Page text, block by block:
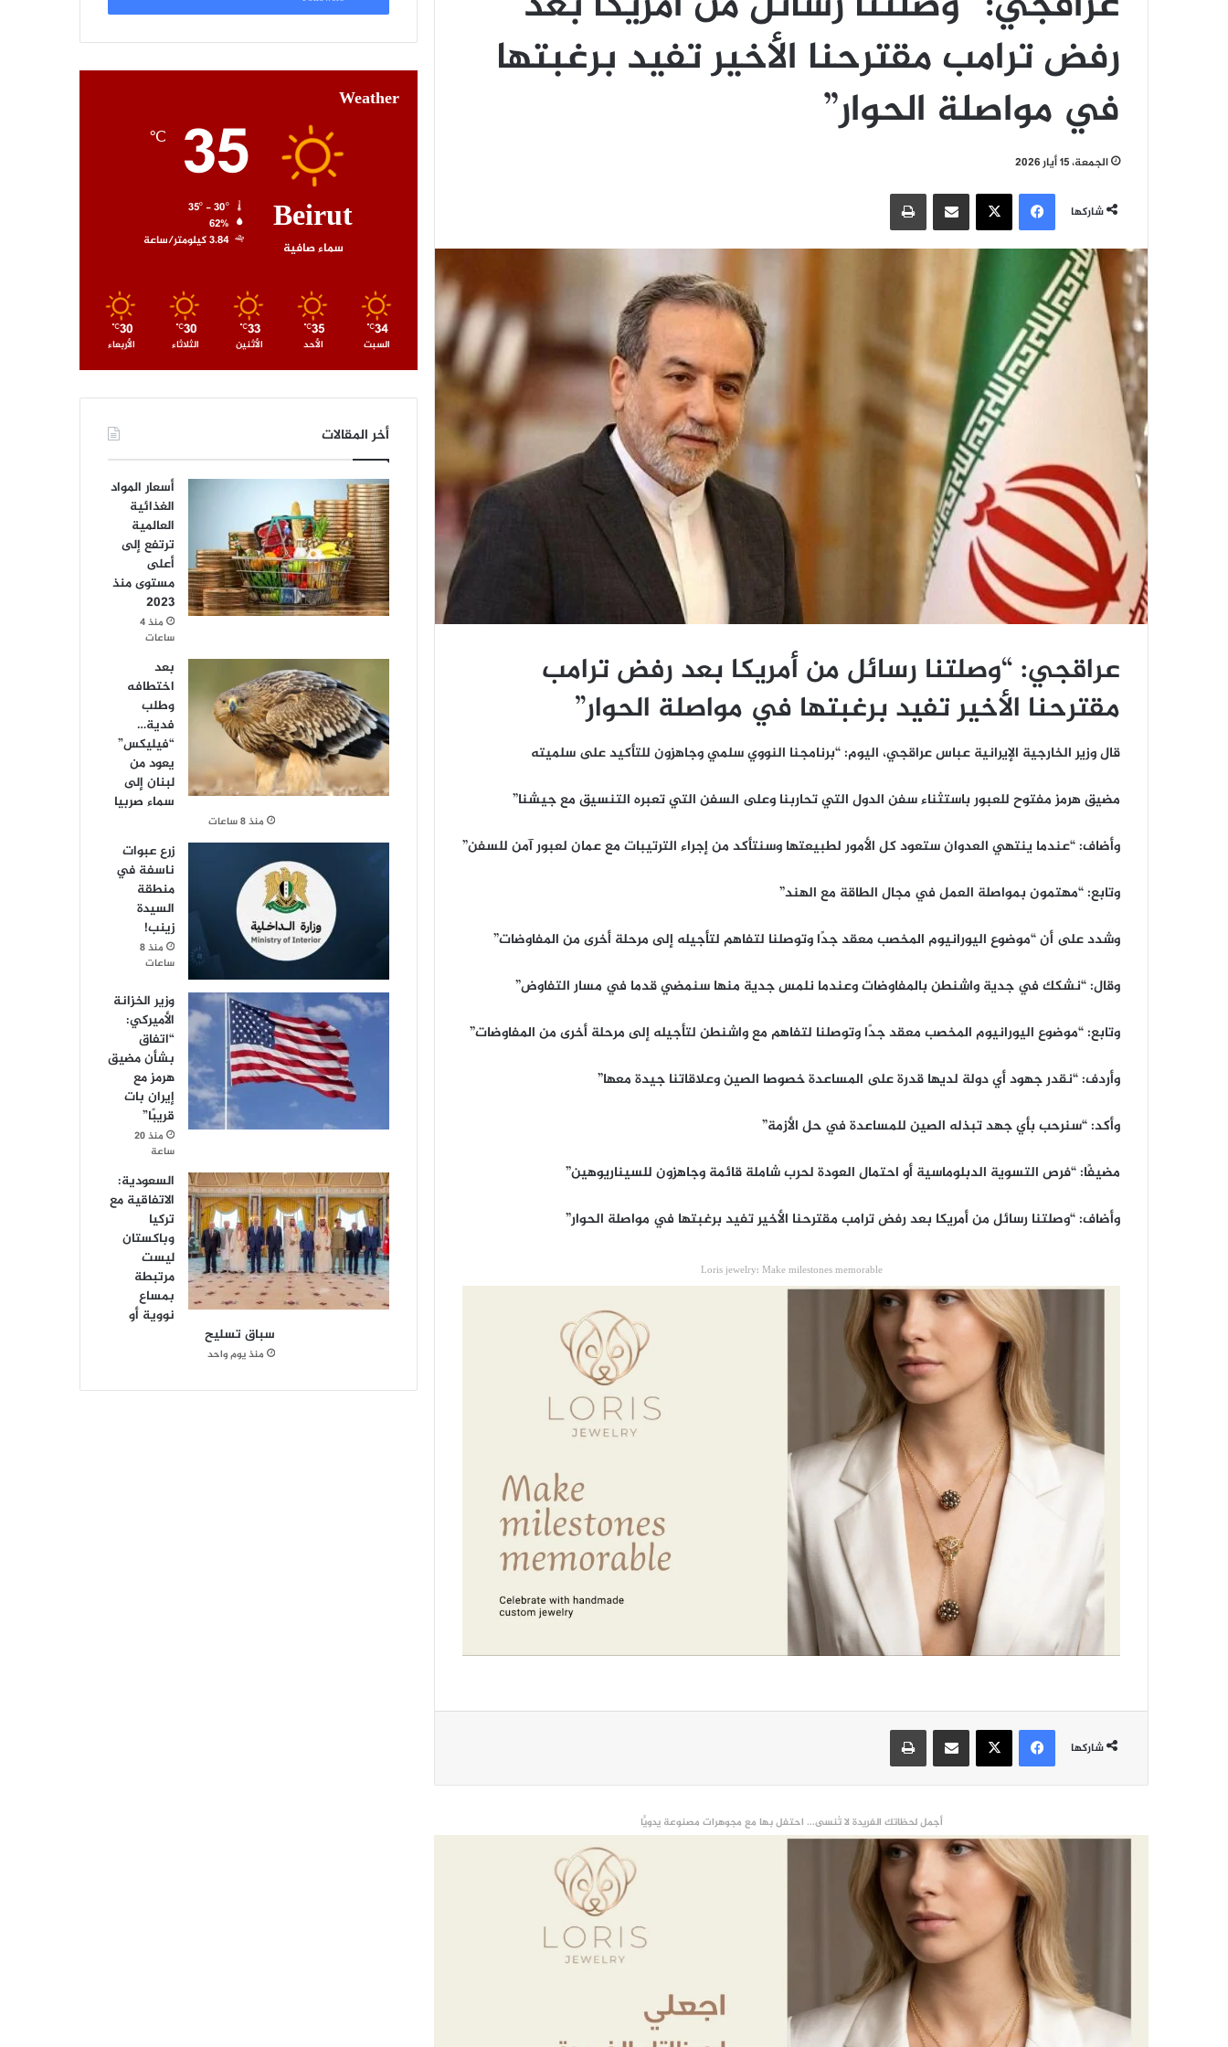
رفض ترامب مقترحنا الأخير تفيد برغبتها
في مواصلة الحوار”
الجمعة، 15 أيار 2026
شاركها
فيسبوك‫X مشاركة عبر البريد طباعة
عراقجي: “وصلتنا رسائل من أمريكا بعد رفض ترامب
مقترحنا الأخير تفيد برغبتها في مواصلة الحوار”
قال وزير الخارجية الإيرانية عباس عراقجي، اليوم: “برنامجنا النووي سلمي وجاهزون للتأكيد على سلميته
مضيق هرمز مفتوح للعبور باستثناء سفن الدول التي تحاربنا وعلى السفن التي تعبره التنسيق مع جيشنا”
وأضاف: “عندما ينتهي العدوان ستعود كل الأمور لطبيعتها وسنتأكد من إجراء الترتيبات مع ‎عمان لعبور آمن للسفن”
وتابع: “مهتمون بمواصلة العمل في مجال الطاقة مع الهند”
وشدد على أن “موضوع اليورانيوم المخصب معقد جدًا وتوصلنا لتفاهم لتأجيله إلى مرحلة أخرى من المفاوضات”
وقال: “نشكك في جدية واشنطن بالمفاوضات وعندما نلمس جدية منها سنمضي قدما في مسار التفاوض”
وتابع: “موضوع اليورانيوم المخصب معقد جدًا وتوصلنا لتفاهم مع واشنطن لتأجيله إلى مرحلة أخرى من المفاوضات”
وأردف: “نقدر جهود أي دولة لديها قدرة على المساعدة خصوصا الصين وعلاقاتنا جيدة معها”
وأكد: “سنرحب بأي جهد تبذله الصين للمساعدة في حل الأزمة”
مضيفًا: “فرص التسوية الدبلوماسية أو احتمال العودة لحرب شاملة قائمة وجاهزون للسيناريوهين”
وأضاف: “وصلتنا رسائل من أمريكا بعد رفض ترامب مقترحنا الأخير تفيد برغبتها في مواصلة الحوار”
Loris jewelry: Make milestones memorable
شاركها
فيسبوك‫X مشاركة عبر البريد طباعة
أجمل لحظاتك الفريدة لا تُنسى... احتفل بها مع مجوهرات مصنوعة يدويًّا
Weather
Beirut
سماء صافية
35
℃
62%
3.84 كيلومتر/ساعة
34
℃
السبت
35
℃
الأحد
33
℃
الأثنين
30
℃
الثلاثاء
30
℃
الأربعاء
أخر المقالات
أسعار المواد
الغذائية
العالمية
ترتفع إلى
أعلى
مستوى منذ
2023
منذ 4
ساعات
بعد
اختطافه
وطلب
فدية…
“فيليكس”
يعود من
لبنان إلى
سماء صربيا
منذ 8 ساعات
زرع عبوات
ناسفة في
منطقة
السيدة
زينب!
منذ 8
ساعات
وزير الخزانة
الأميركي:
“اتفاق
بشأن مضيق
هرمز مع
إيران بات
قريبًا”
منذ 20
ساعة
السعودية:
الاتفاقية مع
تركيا
وباكستان
ليست
مرتبطة
بمساع
نووية أو
سباق تسليح
منذ يوم واحد